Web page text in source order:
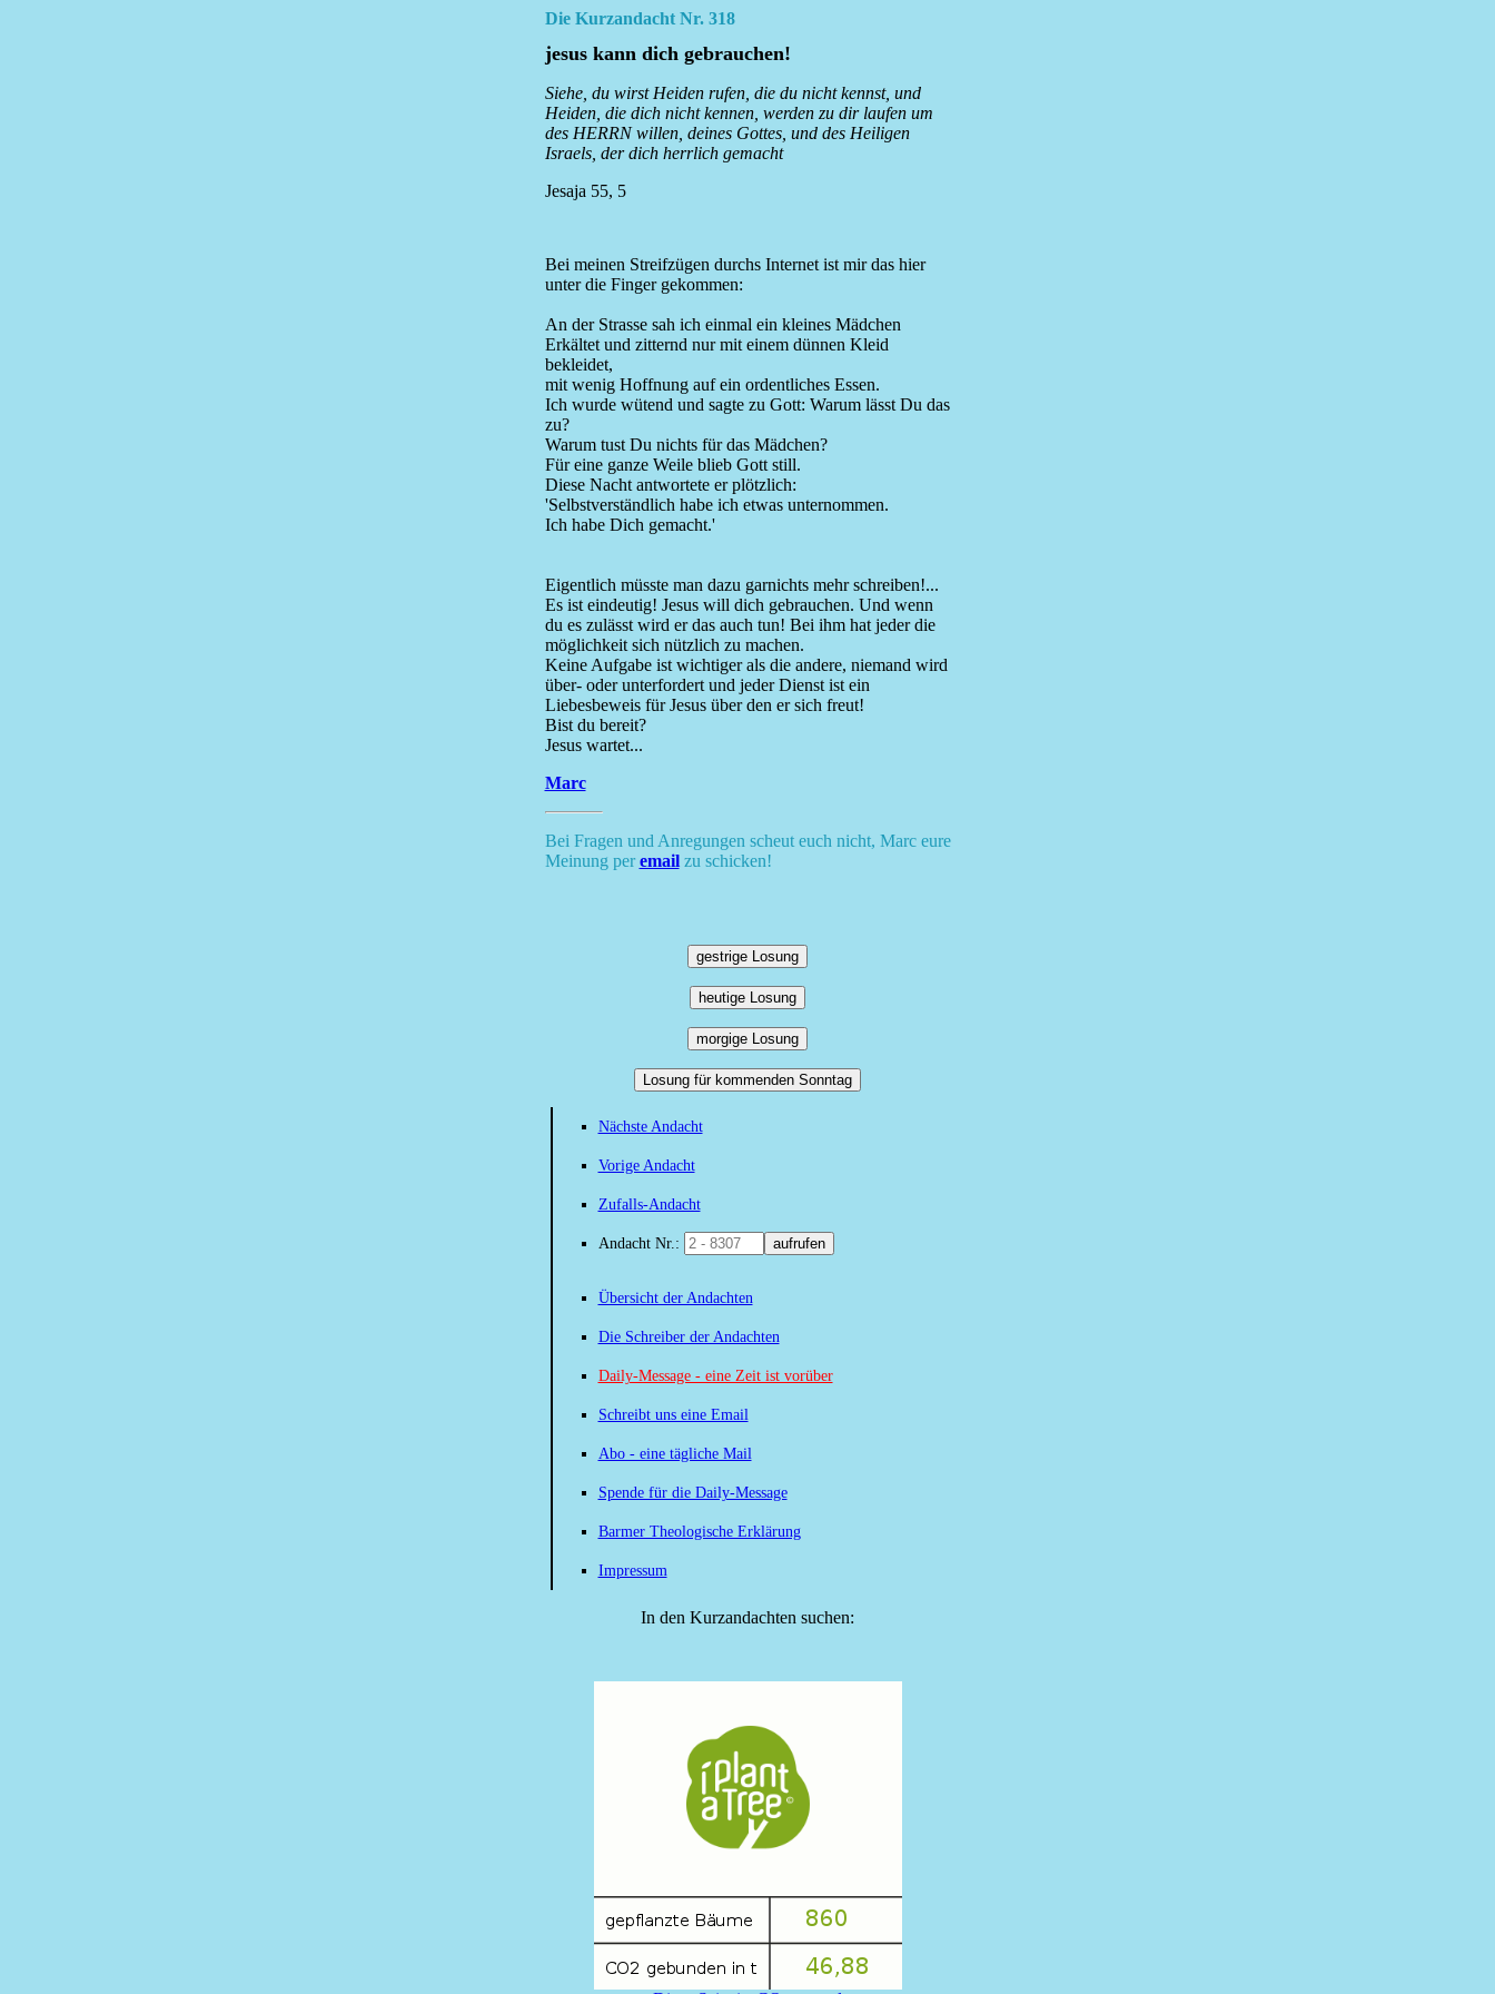
Die Kurzandacht Nr. 318
jesus kann dich gebrauchen!
Siehe, du wirst Heiden rufen, die du nicht kennst, und
Heiden, die dich nicht kennen, werden zu dir laufen um
des HERRN willen, deines Gottes, und des Heiligen
Israels, der dich herrlich gemacht
Jesaja 55, 5
Bei meinen Streifzügen durchs Internet ist mir das hier
unter die Finger gekommen:
An der Strasse sah ich einmal ein kleines Mädchen
Erkältet und zitternd nur mit einem dünnen Kleid
bekleidet,
mit wenig Hoffnung auf ein ordentliches Essen.
Ich wurde wütend und sagte zu Gott: Warum lässt Du das
zu?
Warum tust Du nichts für das Mädchen?
Für eine ganze Weile blieb Gott still.
Diese Nacht antwortete er plötzlich:
'Selbstverständlich habe ich etwas unternommen.
Ich habe Dich gemacht.'
Eigentlich müsste man dazu garnichts mehr schreiben!...
Es ist eindeutig! Jesus will dich gebrauchen. Und wenn
du es zulässt wird er das auch tun! Bei ihm hat jeder die
möglichkeit sich nützlich zu machen.
Keine Aufgabe ist wichtiger als die andere, niemand wird
über- oder unterfordert und jeder Dienst ist ein
Liebesbeweis für Jesus über den er sich freut!
Bist du bereit?
Jesus wartet...
Marc
Bei Fragen und Anregungen scheut euch nicht, Marc eure
Meinung peremailzu schicken!
gestrige Losung
heutige Losung
morgige Losung
Losung für kommenden Sonntag
Nächste Andacht
Vorige Andacht
Zufalls-Andacht
Andacht Nr.: aufrufen
Übersicht der Andachten
Die Schreiber der Andachten
Daily-Message - eine Zeit ist vorüber
Schreibt uns eine Email
Abo - eine tägliche Mail
Spende für die Daily-Message
Barmer Theologische Erklärung
Impressum
In den Kurzandachten suchen: